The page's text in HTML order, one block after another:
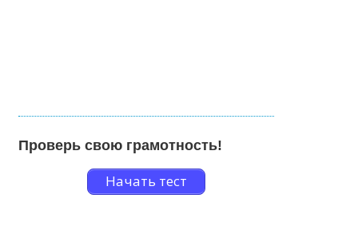
Проверь свою грамотность!
Начать тест